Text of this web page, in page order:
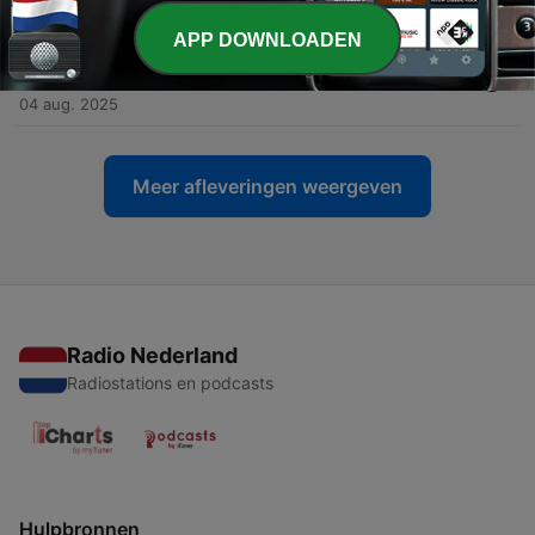
11 aug. 2025
14 - Diamantstad (met Karin Hofmeester, Joris Kok en
Bart Wallet)
04 aug. 2025
Meer afleveringen weergeven
Radio Nederland
Radiostations en podcasts
Hulpbronnen
APP DOWNLOADEN